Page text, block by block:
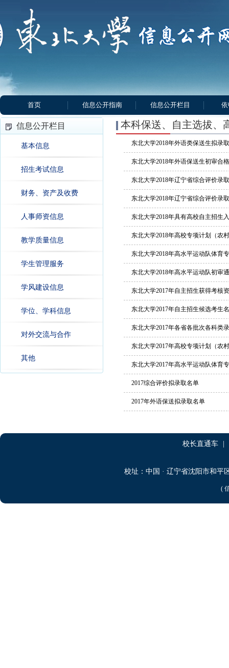
首页 信息公开指南 信息公开栏目
信息公开栏目
基本信息
招生考试信息
财务、资产及收费
人事师资信息
教学质量信息
学生管理服务
学风建设信息
学位、学科信息
对外交流与合作
其他
本科保送、自主选拔、
东北大学2018年外语类保送生拟录
东北大学2018年外语保送生初审合
东北大学2018年辽宁省综合评价录
东北大学2018年辽宁省综合评价录
东北大学2018年具有高校自主招生
东北大学2018年高校专项计划（农
东北大学2018年高水平运动队体育
东北大学2018年高水平运动队初审
东北大学2017年自主招生获得考核
东北大学2017年自主招生候选考生
东北大学2017年各省各批次各科类
东北大学2017年高校专项计划（农
东北大学2017年高水平运动队体育
2017综合评价拟录取名单
2017年外语保送拟录取名单
校长直通车
校址：中国 · 辽宁省沈阳市和平
(